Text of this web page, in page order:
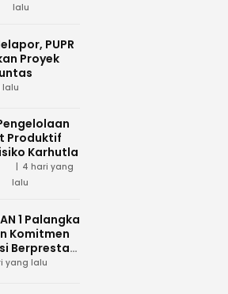
lalu
PUPR
Proyek
lalu
Produktif
Karhutla
4 hari yang
lalu
1 Palangka
Komitmen
Berprestasi
yang lalu